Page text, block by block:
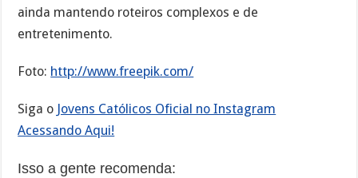
ainda mantendo roteiros complexos e de
entretenimento.
Foto: http://www.freepik.com/
Siga o Jovens Católicos Oficial no Instagram
Acessando Aqui!
Isso a gente recomenda: